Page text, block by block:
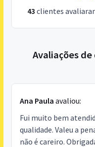
43 clientes
Avaliações
Ana Paula avaliou:
Fui muito bem
qualidade. Valeu a
não é careiro.